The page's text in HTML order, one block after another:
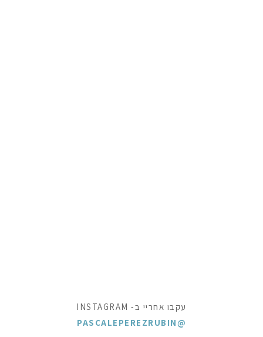
עקבו אחריי ב- INSTAGRAM
@PASCALEPEREZRUBIN